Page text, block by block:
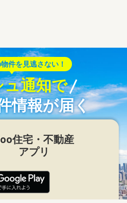
件を見逃さない！
通知で
情報が届く
住宅・不動産
アプリ